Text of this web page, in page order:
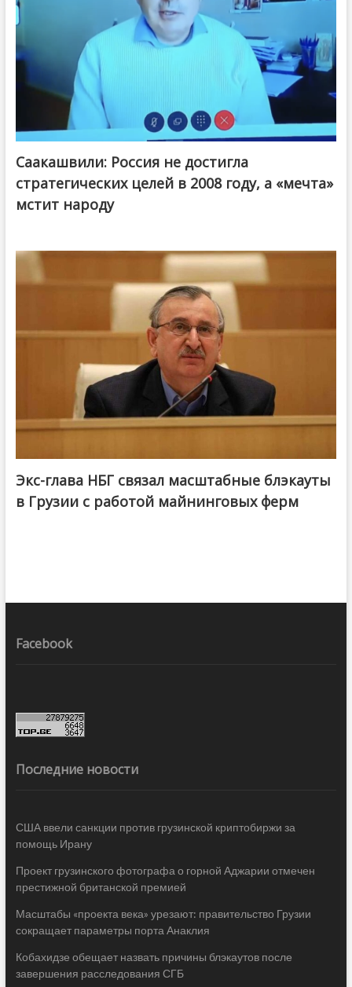
Саакашвили: Россия не достигла
стратегических целей в 2008 году, а «мечта»
мстит народу
Экс-глава НБГ связал масштабные блэкауты
в Грузии с работой майнинговых ферм
Facebook
Последние новости
США ввели санкции против грузинской криптобиржи за
помощь Ирану
Проект грузинского фотографа о горной Аджарии отмечен
престижной британской премией
Масштабы «проекта века» урезают: правительство Грузии
сокращает параметры порта Анаклия
Кобахидзе обещает назвать причины блэкаутов после
завершения расследования СГБ